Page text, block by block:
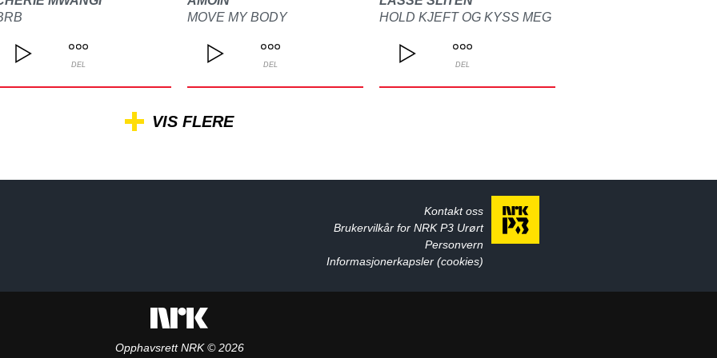
DEL
MOVE MY BODY
DEL
HOLD KJEFT OG KYSS MEG
DEL
VIS FLERE
Kontakt oss
Brukervilkår for NRK P3 Urørt
Personvern
Informasjonerkapsler (cookies)
Opphavsrett NRK © 2026